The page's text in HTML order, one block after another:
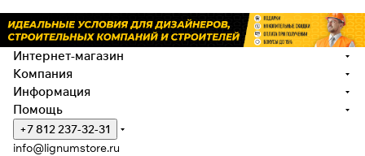
Интернет-магазин
Компания
Информация
Помощь
+7 812 237-32-31
info@lignumstore.ru